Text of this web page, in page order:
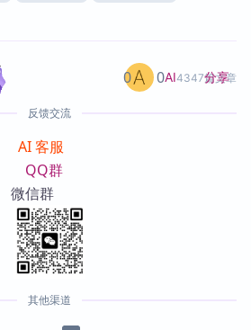
AI4347篇文章
0 0 分享
反馈交流
AI 客服
QQ群
微信群
其他渠道